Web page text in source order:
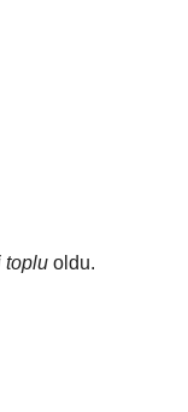
toplu oldu.